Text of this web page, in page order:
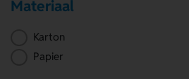
Materiaal
Karton
Papier